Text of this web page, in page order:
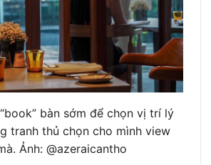
bàn sớm để chọn vị trí lý
tranh thủ chọn cho mình view
Ảnh: @azeraicantho